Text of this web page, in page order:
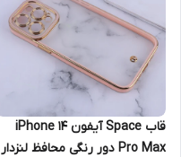
قاب Space آیفون iPhone 14
Pro Max دور رنگی محافظ لنزدار